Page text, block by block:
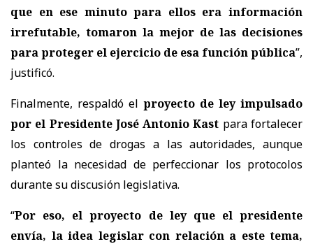
que en ese minuto para ellos era información
irrefutable, tomaron la mejor de las decisiones
para proteger el ejercicio de esa función pública”,
justificó.
Finalmente, respaldó el proyecto de ley impulsado
por el Presidente José Antonio Kast para fortalecer
los controles de drogas a las autoridades, aunque
planteó la necesidad de perfeccionar los protocolos
durante su discusión legislativa.
“Por eso, el proyecto de ley que el presidente
envía, la idea legislar con relación a este tema,